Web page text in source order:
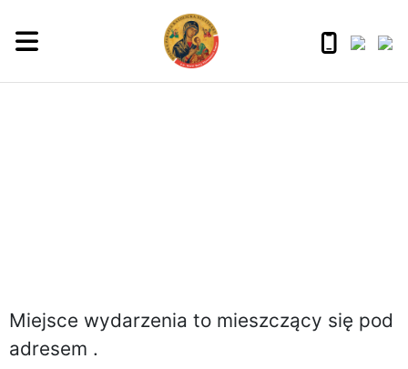
Miejsce wydarzenia to mieszczący się pod
adresem .